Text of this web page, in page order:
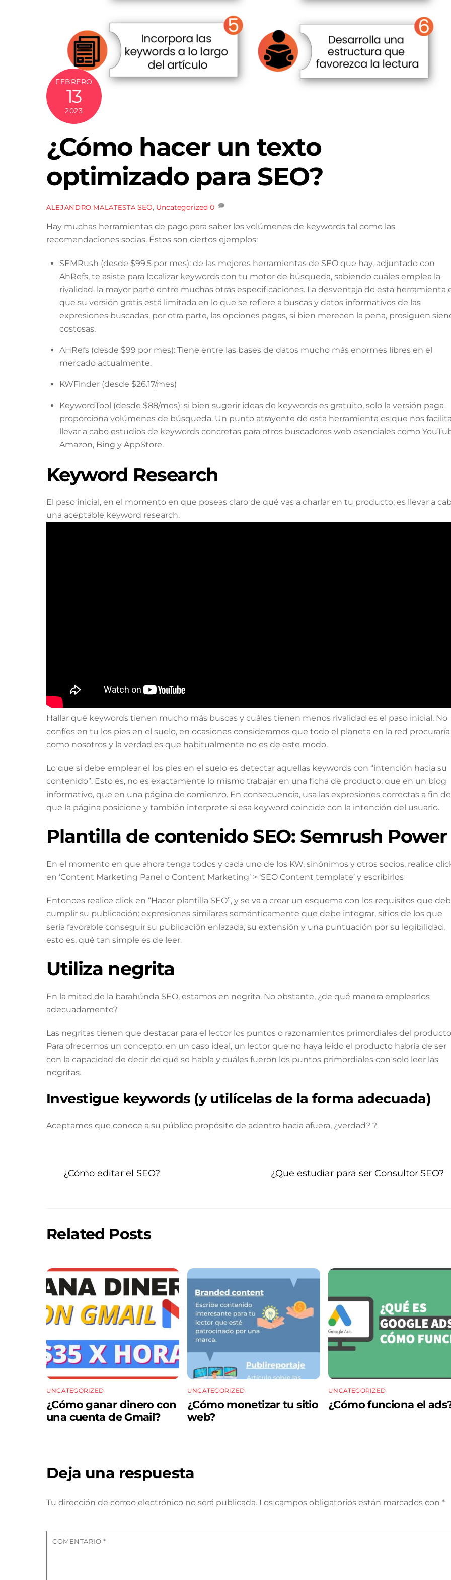
FEBRERO
13
2023
¿Cómo hacer un texto
optimizado para SEO?
ALEJANDRO MALATESTA SEO, Uncategorized 0
Hay muchas herramientas de pago para saber los volúmenes de keywords tal como las
recomendaciones socias. Estos son ciertos ejemplos:
SEMRush (desde $99.5 por mes): de las mejores herramientas de SEO que hay, adjuntado con
AhRefs, te asiste para localizar keywords con tu motor de búsqueda, sabiendo cuáles emplea la
rivalidad. la mayor parte entre muchas otras especificaciones. La desventaja de esta herramienta
que su versión gratis está limitada en lo que se refiere a buscas y datos informativos de las
expresiones buscadas, por otra parte, las opciones pagas, si bien merecen la pena, prosiguen
costosas.
AHRefs (desde $99 por mes): Tiene entre las bases de datos mucho más enormes libres en el
mercado actualmente.
KWFinder (desde $26.17/mes)
KeywordTool (desde $88/mes): si bien sugerir ideas de keywords es gratuito, solo la versión paga
proporciona volúmenes de búsqueda. Un punto atrayente de esta herramienta es que nos
llevar a cabo estudios de keywords concretas para otros buscadores web esenciales como
Amazon, Bing y AppStore.
Keyword Research
El paso inicial, en el momento en que poseas claro de qué vas a charlar en tu producto, es llevar a
una aceptable keyword research.
Hallar qué keywords tienen mucho más buscas y cuáles tienen menos rivalidad es el paso inicial. No
confíes en tu los pies en el suelo, en ocasiones consideramos que todo el planeta en la red procuraría
como nosotros y la verdad es que habitualmente no es de este modo.
Lo que si debe emplear el los pies en el suelo es detectar aquellas keywords con “intención hacia su
contenido”. Esto es, no es exactamente lo mismo trabajar en una ficha de producto, que en un blog
informativo, que en una página de comienzo. En consecuencia, usa las expresiones correctas a fin de
que la página posicione y también interprete si esa keyword coincide con la intención del usuario.
Plantilla de contenido SEO: Semrush Power
En el momento en que ahora tenga todos y cada uno de los KW, sinónimos y otros socios, realice
en ‘Content Marketing Panel o Content Marketing’ > ‘SEO Content template’ y escribirlos
Entonces realice click en “Hacer plantilla SEO”, y se va a crear un esquema con los requisitos que
cumplir su publicación: expresiones similares semánticamente que debe integrar, sitios de los que
sería favorable conseguir su publicación enlazada, su extensión y una puntuación por su legibilidad,
esto es, qué tan simple es de leer.
Utiliza negrita
En la mitad de la barahúnda SEO, estamos en negrita. No obstante, ¿de qué manera emplearlos
adecuadamente?
Las negritas tienen que destacar para el lector los puntos o razonamientos primordiales del
Para ofrecernos un concepto, en un caso ideal, un lector que no haya leído el producto habría de ser
con la capacidad de decir de qué se habla y cuáles fueron los puntos primordiales con solo leer las
negritas.
Investigue keywords (y utilícelas de la forma adecuada)
Aceptamos que conoce a su público propósito de adentro hacia afuera, ¿verdad? ?
¿Cómo editar el SEO? ¿Que estudiar para ser Consultor SEO?
Related Posts
UNCATEGORIZED
¿Cómo ganar dinero con
una cuenta de Gmail?
UNCATEGORIZED
¿Cómo monetizar tu sitio
web?
UNCATEGORIZED
¿Cómo funciona el
Deja una respuesta
Tu dirección de correo electrónico no será publicada. Los campos obligatorios están marcados con *
COMENTARIO *